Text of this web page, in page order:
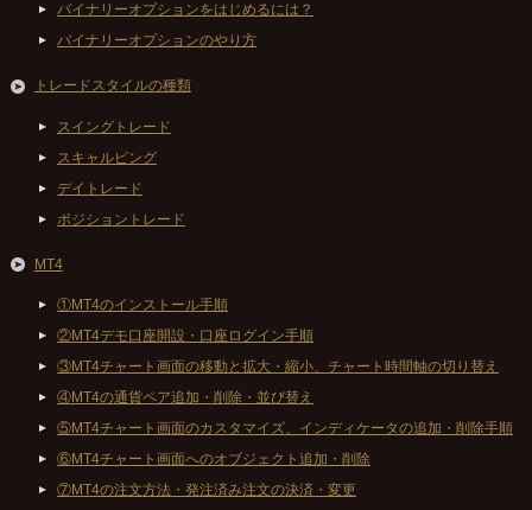
バイナリーオプションをはじめるには？
バイナリーオプションのやり方
トレードスタイルの種類
スイングトレード
スキャルピング
デイトレード
ポジショントレード
MT4
①MT4のインストール手順
②MT4デモ口座開設・口座ログイン手順
③MT4チャート画面の移動と拡大・縮小、チャート時間軸の切り替え
④MT4の通貨ペア追加・削除・並び替え
⑤MT4チャート画面のカスタマイズ、インディケータの追加・削除手順
⑥MT4チャート画面へのオブジェクト追加・削除
⑦MT4の注文方法・発注済み注文の決済・変更